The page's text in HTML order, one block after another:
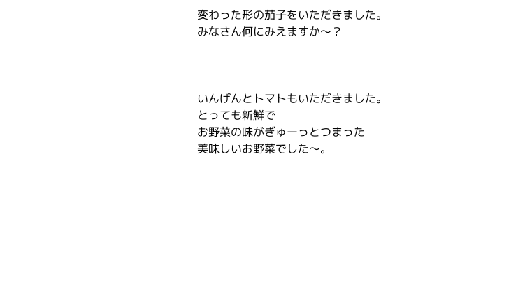
変わった形の茄子をいただきました。
みなさん何にみえますか～？
いんげんとトマトもいただきました。
とっても新鮮で
お野菜の味がぎゅーっとつまった
美味しいお野菜でした～。